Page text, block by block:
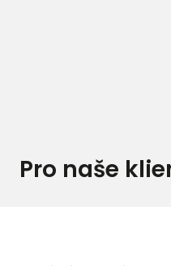
Pro naše